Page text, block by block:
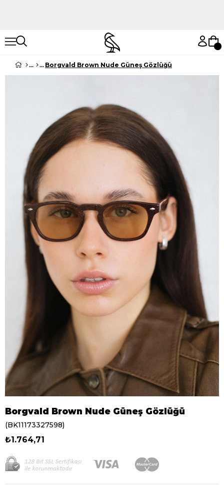
Borgvald Brown Nude Güneş Gözlüğü
Borgvald Brown Nude Güneş Gözlüğü
(BK11173327598)
₺1.764,71